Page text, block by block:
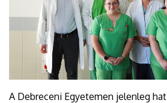
A Debreceni Egyetemen jelenleg